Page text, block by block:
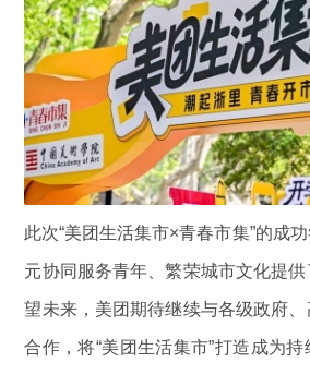
此次“美团生活集市×青春市集”的成
元协同服务青年、繁荣城市文化提
望未来，美团期待继续与各级政府
合作，将“美团生活集市”打造成为